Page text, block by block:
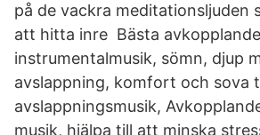
på de vackra meditationsljuden
att hitta inre Bästa avkopplande
instrumentalmusik, sömn, djup
avslappning, komfort och sova
avslappningsmusik,
musik, hjälpa till att minska